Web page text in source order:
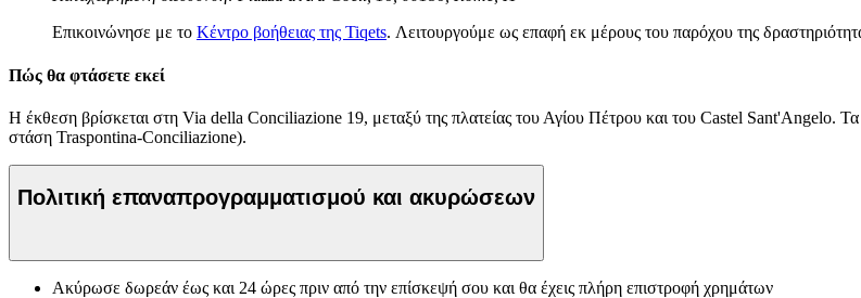
Επικοινώνησε με το Κέντρο βοήθειας της Tiqets. Λειτουργούμε ως επαφή εκ μέρους του παρόχου της
Πώς θα φτάσετε εκεί
Η έκθεση βρίσκεται στη Via della Conciliazione 19, μεταξύ της πλατείας του Αγίου Πέτρου και του Castel Sant'Angelo.
στάση Traspontina-Conciliazione).
Πολιτική επαναπρογραμματισμού και ακυρώσεων
Ακύρωσε δωρεάν έως και 24 ώρες πριν από την επίσκεψή σου και θα έχεις πλήρη επιστροφή χρημάτων